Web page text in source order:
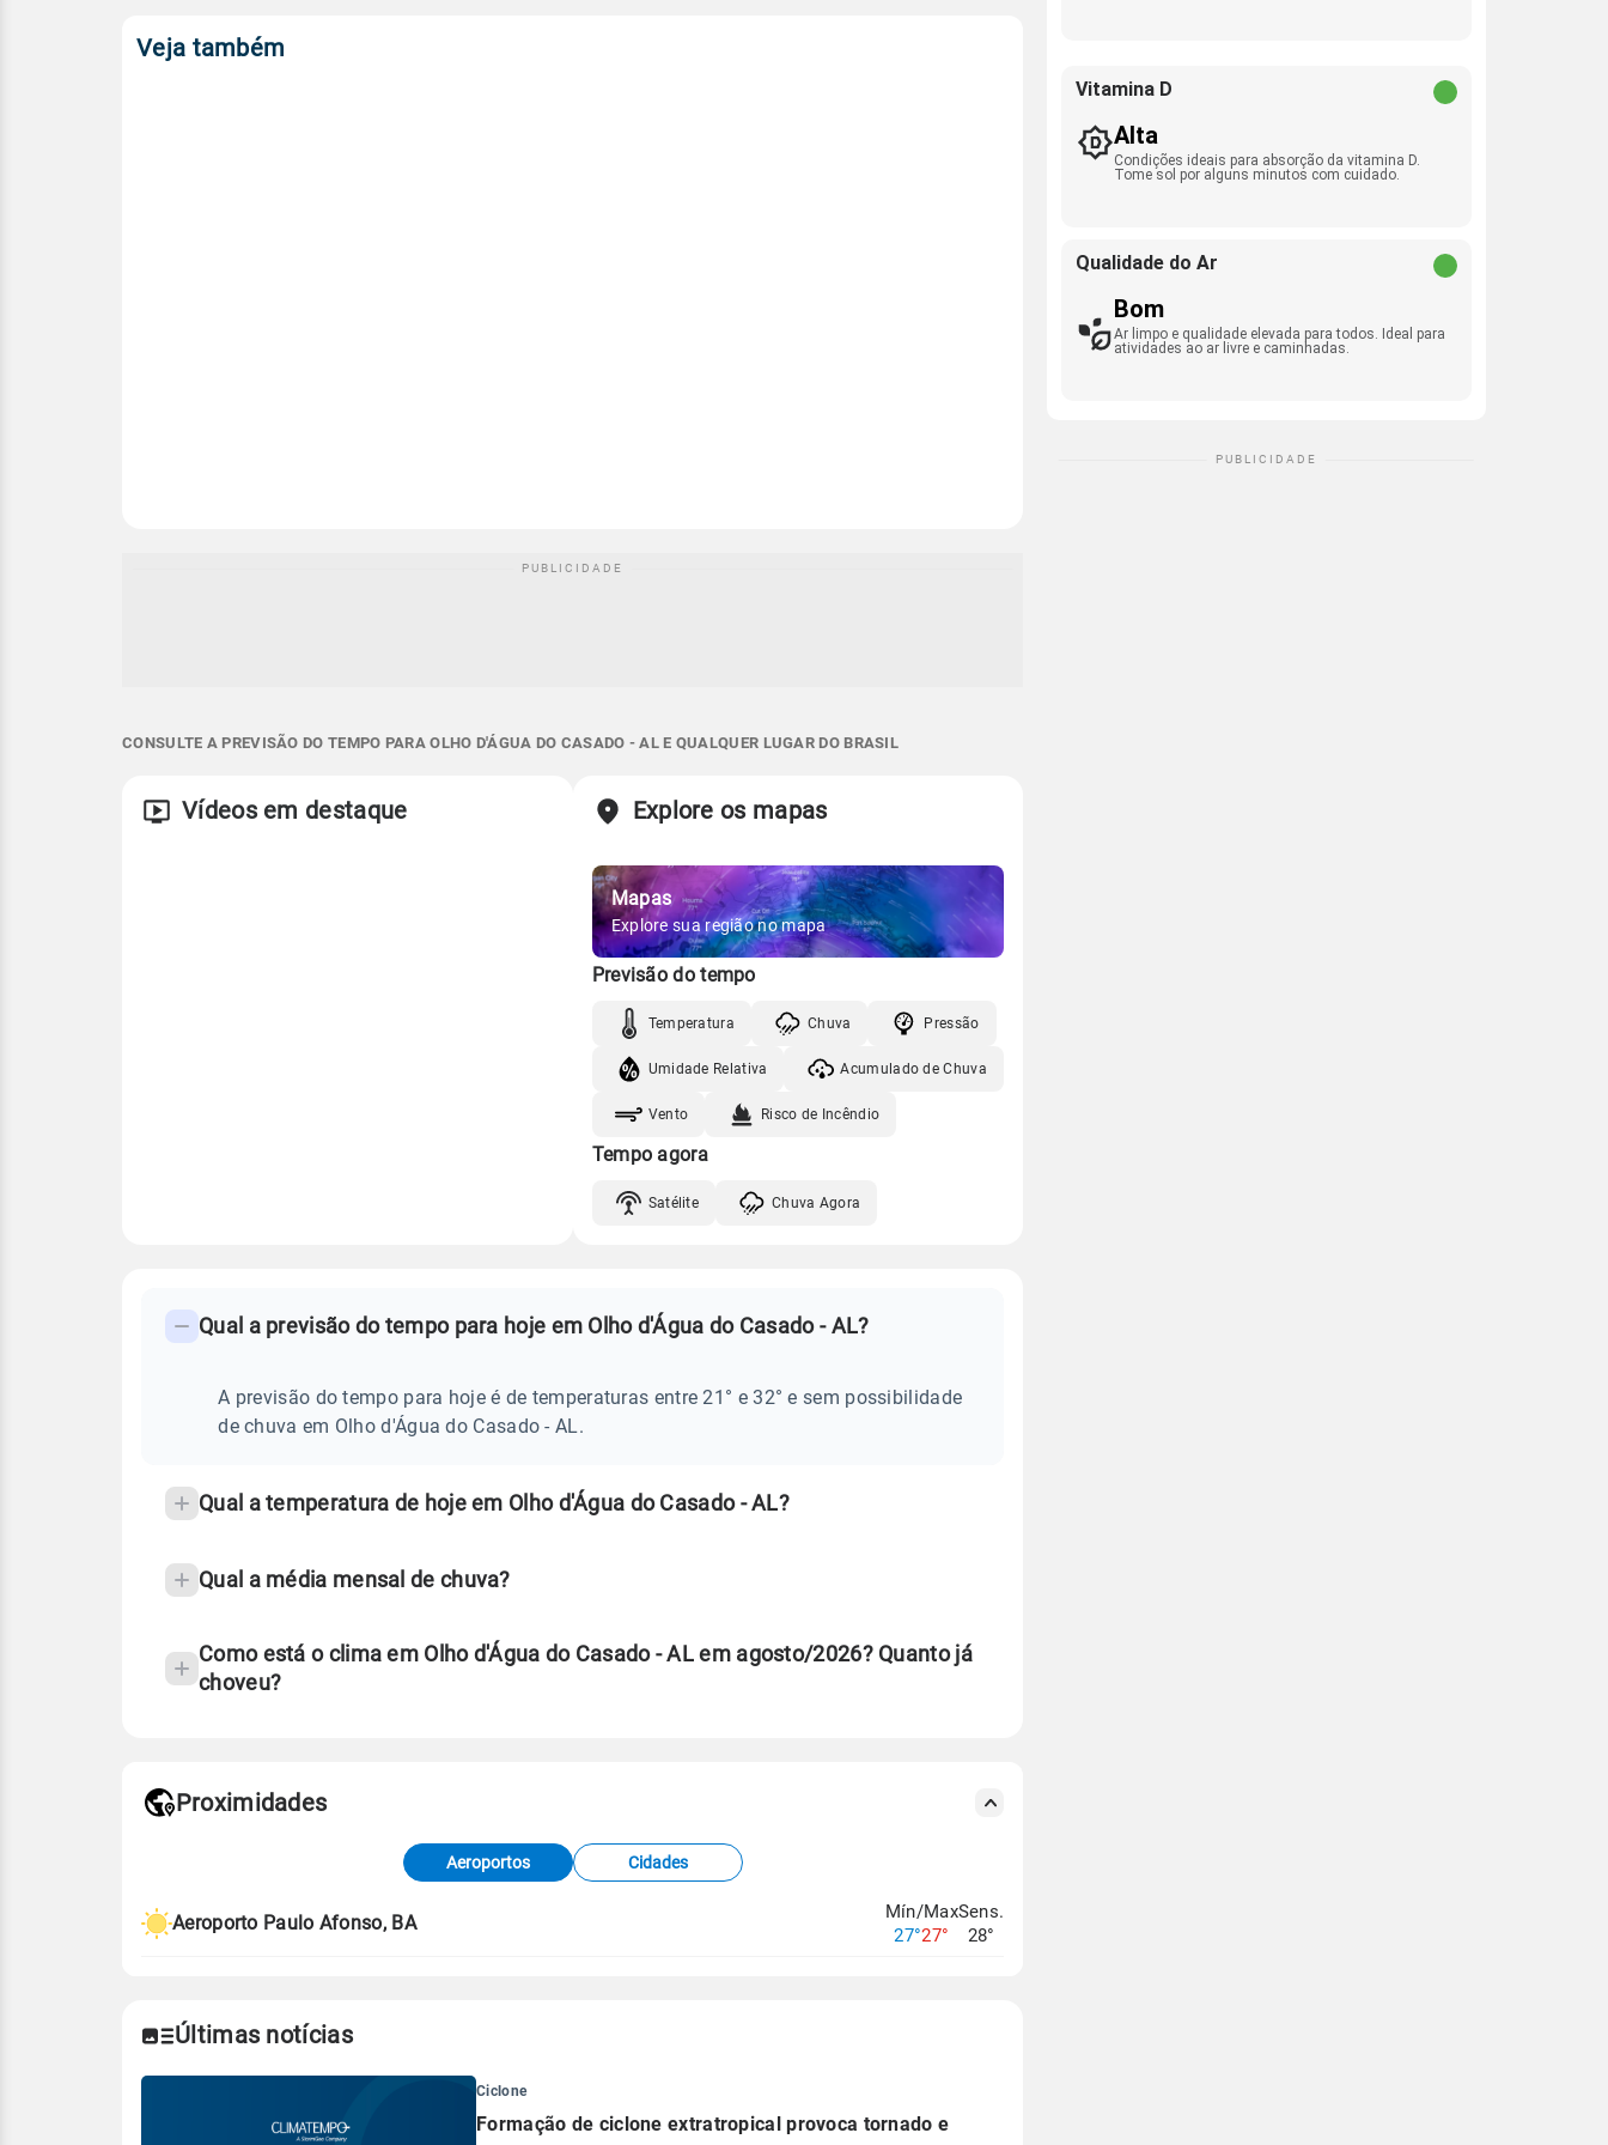
Veja também
CONSULTE A PREVISÃO DO TEMPO PARA OLHO D'ÁGUA DO CASADO - AL E QUALQUER LUGAR DO BRASIL
Vídeos em destaque Explore os mapas
Mapas
Explore sua região no mapa
Previsão do tempo
Temperatura Chuva Pressão
Umidade Relativa Acumulado de Chuva
Vento Risco de Incêndio
Tempo agora
Satélite Chuva Agora
PREVISÃO
CASADO
frequentes
temperatura
Qual a previsão do tempo para hoje em Olho d'Água do Casado - AL?
A previsão do tempo para hoje é de temperaturas entre 21° e 32° e sem possibilidade
de chuva em Olho d'Água do Casado - AL.
Qual a temperatura de hoje em Olho d'Água do Casado - AL?
Qual a média mensal de chuva?
Como está o clima em Olho d'Água do Casado - AL em agosto/2026? Quanto já
choveu?
de Tempo e Estudos Climáticos (CPTEC).
Proximidades
Aeroportos Cidades
Aeroporto Paulo Afonso, BA
Mín/Max
27°27°
Sens.
28°
Últimas notícias
Ciclone
Formação de ciclone extratropical provoca tornado e
Vitamina D
Alta
Condições ideais para absorção da vitamina D.
Tome sol por alguns minutos com cuidado.
Qualidade do Ar
Bom
Ar limpo e qualidade elevada para todos. Ideal para
atividades ao ar livre e caminhadas.